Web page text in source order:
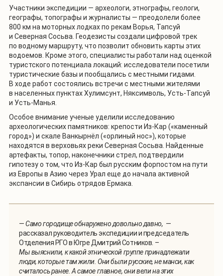
Участники экспедиции — археологи, этнографы, геологи,
географы, топографы и журналисты — преодолели более
800 км на моторных лодках по рекам Ворья, Тапсуй
и Северная Сосьва. Геодезисты создали цифровой трек
по водному маршруту, что позволит обновить карты этих
водоемов. Кроме этого, специалисты работали над оценкой
туристского потенциала локаций: исследователи посетили
туристические базы и пообщались с местными гидами.
В ходе работ состоялись встречи с местными жителями
в населенных пунктах Хулимсунт, Няксимволь, Усть-Тапсуй
и Усть-Манья.
Особое внимание ученые уделили исследованию
археологических памятников: крепости Из-Кар («каменный
город») и скале Ванкырнёл («орлиный нос»), которые
находятся в верховьях реки Северная Сосьва. Найденные
артефакты, топор, наконечники стрел, подтвердили
гипотезу о том, что Из-Кар был русским форпостом на пути
из Европы в Азию через Урал еще до начала активной
экспансии в Сибирь отрядов Ермака.
—Само городище обнаружено довольно давно, —
рассказал руководитель экспедиции и председатель
Отделения РГО в Югре Дмитрий Сотников. –
Мы выяснили, к какой этнической группе принадлежали
люди, которые там жили. Они были русские, не манси, как
считалось ранее. А самое главное, они вели на этих